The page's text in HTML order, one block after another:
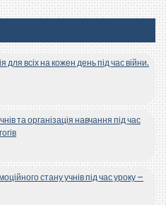
всіх на кожен день під час війни.
та організація навчання під час
стану учнів під час уроку –